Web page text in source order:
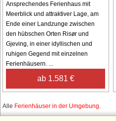
Ansprechendes Ferienhaus mit
Meerblick und attraktiver Lage, am
Ende einer Landzunge zwischen
den hübschen Orten Risør und
Gjeving, in einer idyllischen und
ruhigen Gegend mit einzelnen
Ferienhäusern. ...
ab 1.581 €
Alle Ferienhäuser in der Umgebung.